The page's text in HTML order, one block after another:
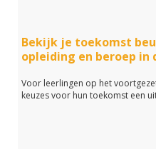
Bekijk je toekomst
opleiding en beroep in
Voor leerlingen op het
keuzes voor hun toekomst een